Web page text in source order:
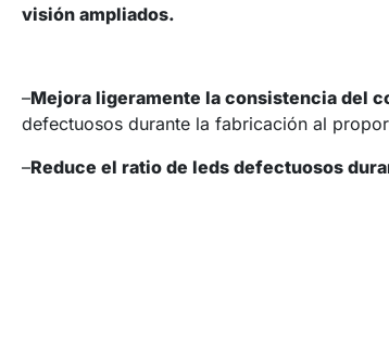
visión ampliados.
–Mejora ligeramente la consistencia del
defectuosos durante la fabricación al
–Reduce el ratio de leds defectuosos